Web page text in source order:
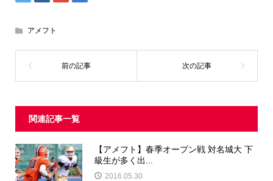
アメフト
関連記事一覧
【アメフト】春季オープン戦 対名城大 下
級生が多く出...
2016.05.30